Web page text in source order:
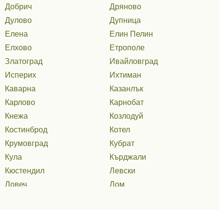
Добрич
Дряново
Дулово
Дупница
Елена
Елин Пелин
Елхово
Етрополе
Златоград
Ивайловград
Исперих
Ихтиман
Каварна
Казанлък
Карлово
Карнобат
Кнежа
Козлодуй
Костинброд
Котел
Крумовград
Кубрат
Кула
Кърджали
Кюстендил
Левски
Ловеч
Лом